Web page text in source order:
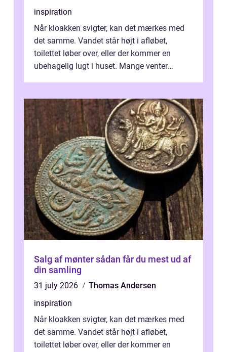
inspiration
Når kloakken svigter, kan det mærkes med
det samme. Vandet står højt i afløbet,
toilettet løber over, eller der kommer en
ubehagelig lugt i huset. Mange venter
Salg af mønter sådan får du mest ud af
din samling
31 july 2026
Thomas Andersen
inspiration
Når kloakken svigter, kan det mærkes med
det samme. Vandet står højt i afløbet,
toilettet løber over, eller der kommer en